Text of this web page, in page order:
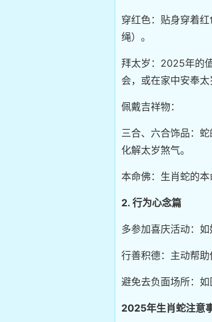
穿红色：贴身穿着
绳）。
拜太岁：2025年的
会，或在家中安奉太
佩戴吉祥物：
三合、六合饰品：
化解太岁煞气。
本命佛：生肖蛇的本
2. 行为心念篇
多参加喜庆活动：
行善积德：主动帮助
避免去负面场所：
2025年生肖蛇注意